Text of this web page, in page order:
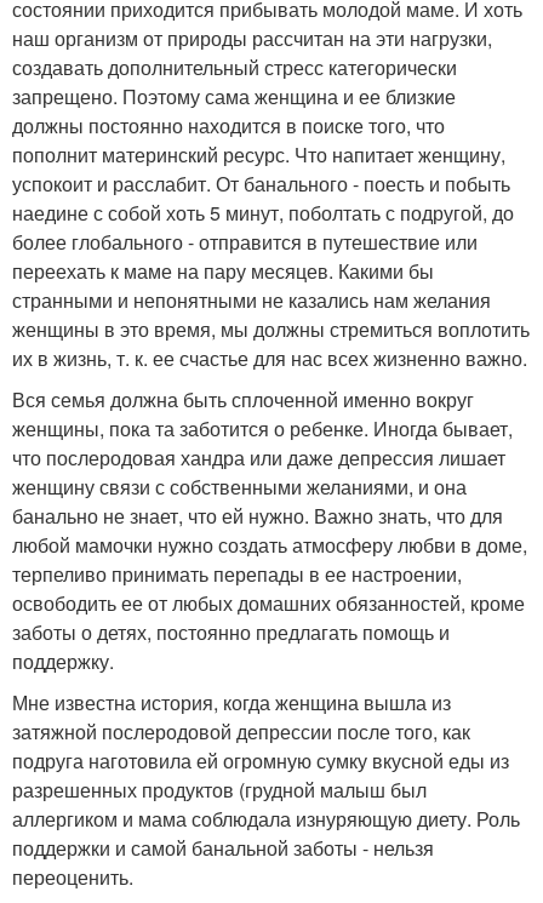
состоянии приходится прибывать молодой маме. И хоть
наш организм от природы рассчитан на эти нагрузки,
создавать дополнительный стресс категорически
запрещено. Поэтому сама женщина и ее близкие
должны постоянно находится в поиске того, что
пополнит материнский ресурс. Что напитает женщину,
успокоит и расслабит. От банального - поесть и побыть
наедине с собой хоть 5 минут, поболтать с подругой, до
более глобального - отправится в путешествие или
переехать к маме на пару месяцев. Какими бы
странными и непонятными не казались нам желания
женщины в это время, мы должны стремиться воплотить
их в жизнь, т. к. ее счастье для нас всех жизненно важно.
Вся семья должна быть сплоченной именно вокруг
женщины, пока та заботится о ребенке. Иногда бывает,
что послеродовая хандра или даже депрессия лишает
женщину связи с собственными желаниями, и она
банально не знает, что ей нужно. Важно знать, что для
любой мамочки нужно создать атмосферу любви в доме,
терпеливо принимать перепады в ее настроении,
освободить ее от любых домашних обязанностей, кроме
заботы о детях, постоянно предлагать помощь и
поддержку.
Мне известна история, когда женщина вышла из
затяжной послеродовой депрессии после того, как
подруга наготовила ей огромную сумку вкусной еды из
разрешенных продуктов (грудной малыш был
аллергиком и мама соблюдала изнуряющую диету. Роль
поддержки и самой банальной заботы - нельзя
переоценить.